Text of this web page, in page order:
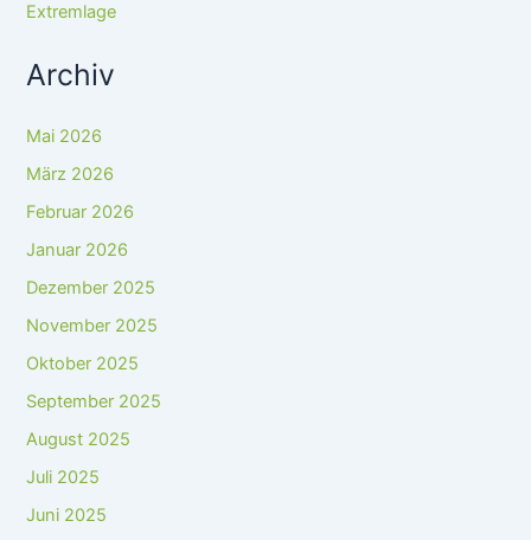
Extremlage
Archiv
Mai 2026
März 2026
Februar 2026
Januar 2026
Dezember 2025
November 2025
Oktober 2025
September 2025
August 2025
Juli 2025
Juni 2025